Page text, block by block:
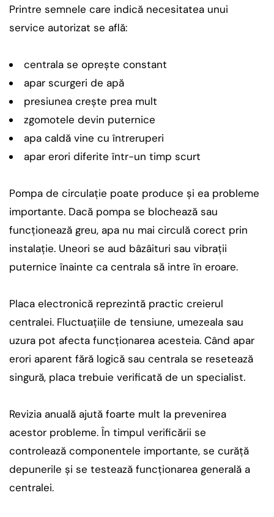
Printre semnele care indică necesitatea unui
service autorizat se află:
centrala se oprește constant
apar scurgeri de apă
presiunea crește prea mult
zgomotele devin puternice
apa caldă vine cu întreruperi
apar erori diferite într-un timp scurt
Pompa de circulație poate produce și ea probleme
importante. Dacă pompa se blochează sau
funcționează greu, apa nu mai circulă corect prin
instalație. Uneori se aud bâzâituri sau vibrații
puternice înainte ca centrala să intre în eroare.
Placa electronică reprezintă practic creierul
centralei. Fluctuațiile de tensiune, umezeala sau
uzura pot afecta funcționarea acesteia. Când apar
erori aparent fără logică sau centrala se resetează
singură, placa trebuie verificată de un specialist.
Revizia anuală ajută foarte mult la prevenirea
acestor probleme. În timpul verificării se
controlează componentele importante, se curăță
depunerile și se testează funcționarea generală a
centralei.